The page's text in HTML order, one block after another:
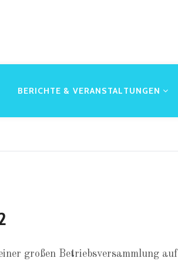
BERICHTE & VERANSTALTUNGEN
großen Betriebsversammlung auf